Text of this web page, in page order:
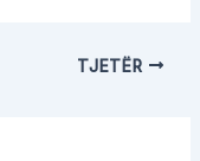
TJETËR